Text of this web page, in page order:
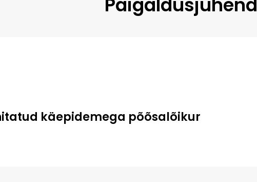
käepidemega põõsalõikur